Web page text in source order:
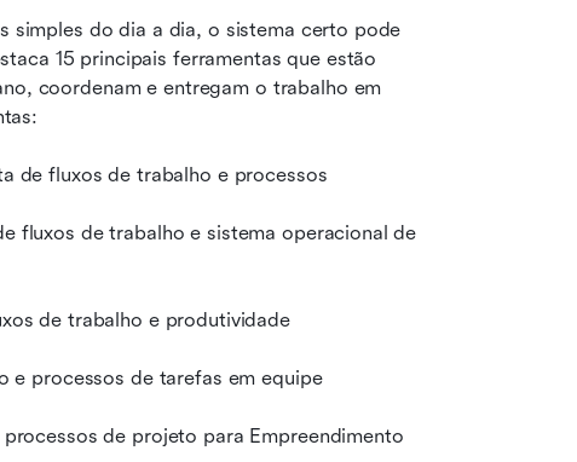
simples do dia a dia, o sistema certo pode
15 principais ferramentas que estão
coordenam e entregam o trabalho em
de fluxos de trabalho e processos
fluxos de trabalho e sistema operacional de
de trabalho e produtividade
e processos de tarefas em equipe
de projeto para Empreendimento